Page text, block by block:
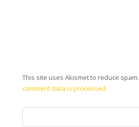
This site uses Akismet to reduce spam.
comment data is processed.